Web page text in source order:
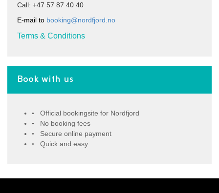
Call: +47 57 87 40 40
E-mail to booking@nordfjord.no
Terms & Conditions
Book with us
Official bookingsite for Nordfjord
No booking fees
Secure online payment
Quick and easy